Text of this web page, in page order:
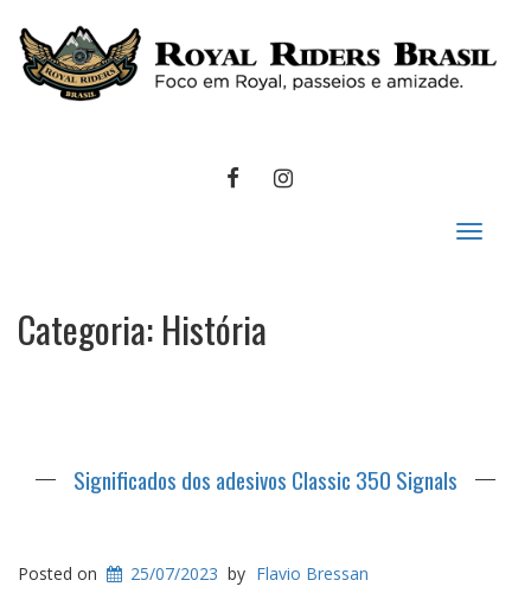
FACEBOOKINSTAGRAM
Toggle
Categoria:História
Significados dos adesivos Classic 350 Signals
Posted on 25/07/2023 by Flavio Bressan